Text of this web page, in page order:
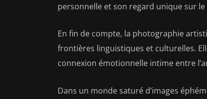
personnelle et son regard unique sur
En fin de compte, la photographie
frontières linguistiques et culturelles.
connexion émotionnelle intime entre
Dans un monde saturé d’images